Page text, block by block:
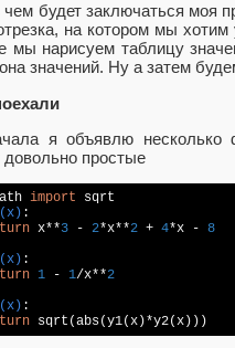
чем будет заключаться моя
на котором мы
мы нарисуем таблицу
значений. Ну а затем
я объявлю несколько
довольно простые
import
(x) :
x**3 - 2*x**2 + 4*x - 8
(x) :
1 - 1/x**2
(x) :